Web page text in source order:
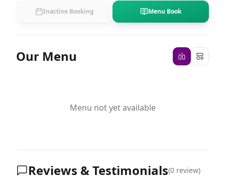
Inactive Booking Menu Book
Our Menu
Menu not yet available
Reviews & Testimonials(0 review)